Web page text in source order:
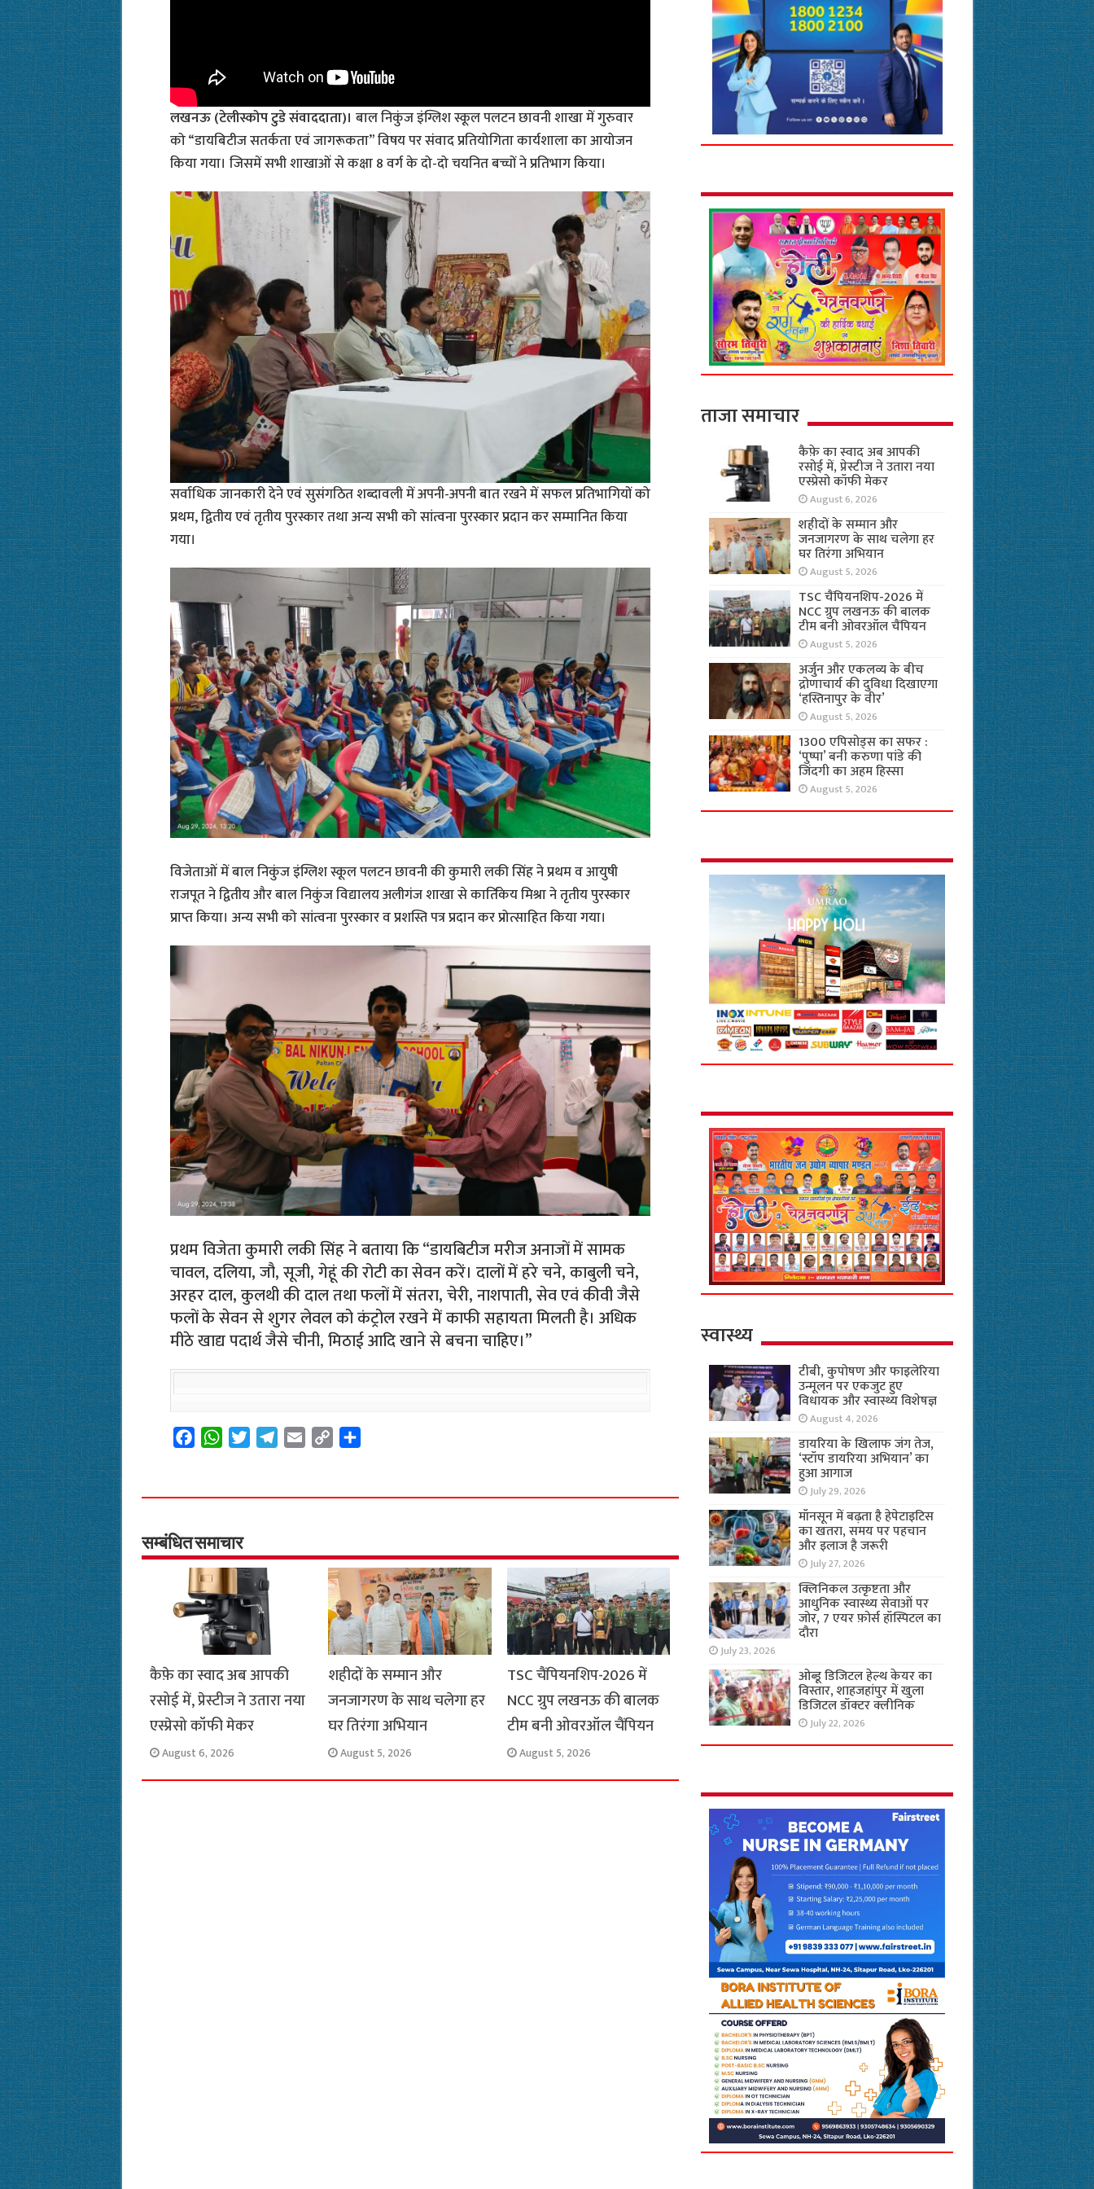
लखनऊ (टेलीस्कोप टुडे संवाददाता)। बाल निकुंज इंग्लिश स्कूल पलटन छावनी शाखा में गुरुवार
को “डायबिटीज सतर्कता एवं जागरूकता” विषय पर संवाद प्रतियोगिता कार्यशाला का आयोजन
किया गया। जिसमें सभी शाखाओं से कक्षा 8 वर्ग के दो-दो चयनित बच्चों ने प्रतिभाग किया।
सर्वाधिक जानकारी देने एवं सुसंगठित शब्दावली में अपनी-अपनी बात रखने में सफल प्रतिभागियों को
प्रथम, द्वितीय एवं तृतीय पुरस्कार तथा अन्य सभी को सांत्वना पुरस्कार प्रदान कर सम्मानित किया
गया।
विजेताओं में बाल निकुंज इंग्लिश स्कूल पलटन छावनी की कुमारी लकी सिंह ने प्रथम व आयुषी
राजपूत ने द्वितीय और बाल निकुंज विद्यालय अलीगंज शाखा से कार्तिकेय मिश्रा ने तृतीय पुरस्कार
प्राप्त किया। अन्य सभी को सांत्वना पुरस्कार व प्रशस्ति पत्र प्रदान कर प्रोत्साहित किया गया।
प्रथम विजेता कुमारी लकी सिंह ने बताया कि “डायबिटीज मरीज अनाजों में सामक
चावल, दलिया, जौ, सूजी, गेहूं की रोटी का सेवन करें। दालों में हरे चने, काबुली चने,
अरहर दाल, कुलथी की दाल तथा फलों में संतरा, चेरी, नाशपाती, सेव एवं कीवी जैसे
फलों के सेवन से शुगर लेवल को कंट्रोल रखने में काफी सहायता मिलती है। अधिक
मीठे खाद्य पदार्थ जैसे चीनी, मिठाई आदि खाने से बचना चाहिए।”
e
o
o
k
W
t
A
p
t
r
e
a
i
y
n
k
r
सम्बंधित समाचार
कैफ़े का स्वाद अब आपकी
रसोई में, प्रेस्टीज ने उतारा नया
एस्प्रेसो कॉफी मेकर
August 6, 2026
शहीदों के सम्मान और
जनजागरण के साथ चलेगा हर
घर तिरंगा अभियान
August 5, 2026
TSC चैंपियनशिप-2026 में
NCC ग्रुप लखनऊ की बालक
टीम बनी ओवरऑल चैंपियन
August 5, 2026
ताजा समाचार
कैफ़े का स्वाद अब आपकी
रसोई में, प्रेस्टीज ने उतारा नया
एस्प्रेसो कॉफी मेकर
August 6, 2026
शहीदों के सम्मान और
जनजागरण के साथ चलेगा हर
घर तिरंगा अभियान
August 5, 2026
TSC चैंपियनशिप-2026 में
NCC ग्रुप लखनऊ की बालक
टीम बनी ओवरऑल चैंपियन
August 5, 2026
अर्जुन और एकलव्य के बीच
द्रोणाचार्य की दुविधा दिखाएगा
‘हस्तिनापुर के वीर’
August 5, 2026
1300 एपिसोड्स का सफर :
‘पुष्पा’ बनी करुणा पांडे की
जिंदगी का अहम हिस्सा
August 5, 2026
स्वास्थ्य
टीबी, कुपोषण और फाइलेरिया
उन्मूलन पर एकजुट हुए
विधायक और स्वास्थ्य विशेषज्ञ
August 4, 2026
डायरिया के खिलाफ जंग तेज,
‘स्टॉप डायरिया अभियान’ का
हुआ आगाज
July 29, 2026
मॉनसून में बढ़ता है हेपेटाइटिस
का खतरा, समय पर पहचान
और इलाज है जरूरी
July 27, 2026
क्लिनिकल उत्कृष्टता और
आधुनिक स्वास्थ्य सेवाओं पर
जोर, 7 एयर फ़ोर्स हॉस्पिटल का
दौरा
July 23, 2026
ओब्डू डिजिटल हेल्थ केयर का
विस्तार, शाहजहांपुर में खुला
डिजिटल डॉक्टर क्लीनिक
July 22, 2026